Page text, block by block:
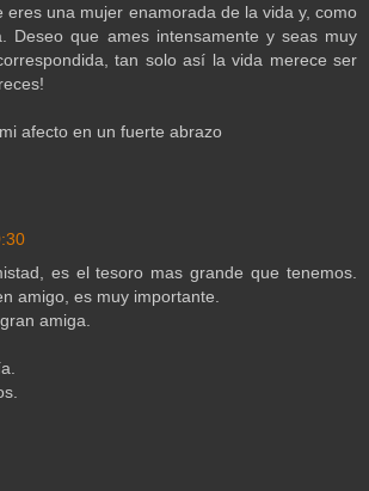
eres una mujer enamorada de la vida y, como
Deseo que ames intensamente y seas muy
tan solo así la vida merece ser
afecto en un fuerte abrazo
es el tesoro mas grande que tenemos.
amigo, es muy importante.
amiga.